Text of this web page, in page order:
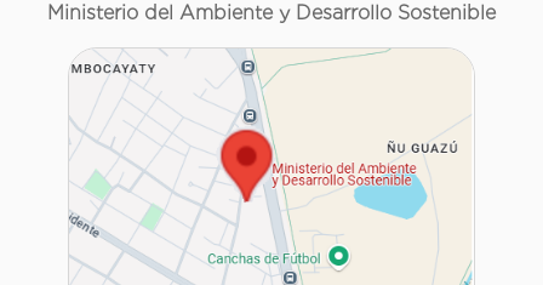
Ministerio del Ambiente y Desarrollo Sostenible